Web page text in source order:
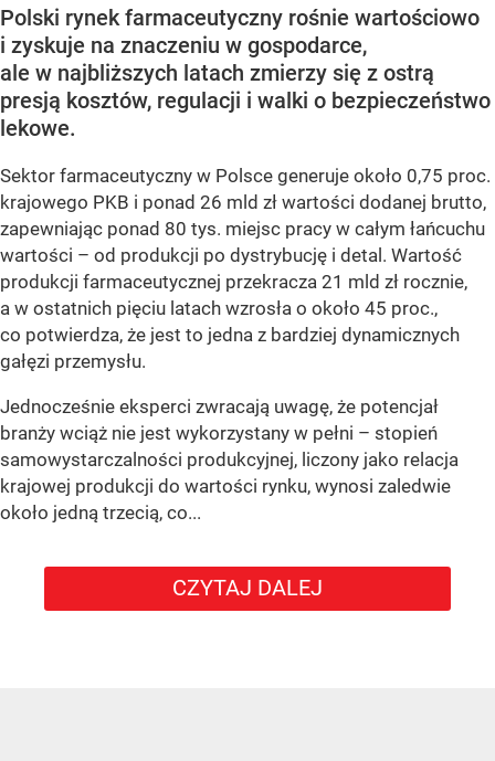
Polski rynek farmaceutyczny rośnie wartościowo
i zyskuje na znaczeniu w gospodarce,
ale w najbliższych latach zmierzy się z ostrą
presją kosztów, regulacji i walki o bezpieczeństwo
lekowe.
Sektor farmaceutyczny w Polsce generuje około 0,75 proc.
krajowego PKB i ponad 26 mld zł wartości dodanej brutto,
zapewniając ponad 80 tys. miejsc pracy w całym łańcuchu
wartości – od produkcji po dystrybucję i detal. Wartość
produkcji farmaceutycznej przekracza 21 mld zł rocznie,
a w ostatnich pięciu latach wzrosła o około 45 proc.,
co potwierdza, że jest to jedna z bardziej dynamicznych
gałęzi przemysłu.
Jednocześnie eksperci zwracają uwagę, że potencjał
branży wciąż nie jest wykorzystany w pełni – stopień
samowystarczalności produkcyjnej, liczony jako relacja
krajowej produkcji do wartości rynku, wynosi zaledwie
około jedną trzecią, co...
CZYTAJ DALEJ